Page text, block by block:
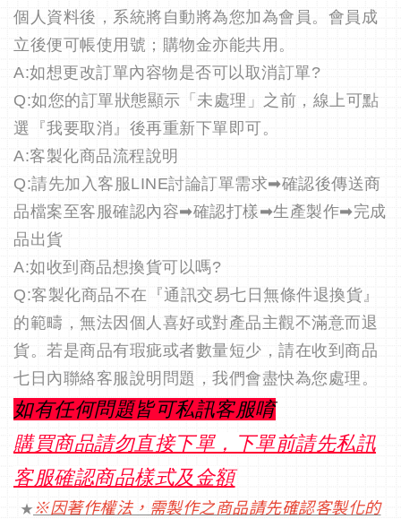
個人資料後，系統將自動將為您加為會員。 會員成
立後便可帳使用號；購物金亦能共用。
A:如想更改訂單內容物是否可以取消訂單?
Q:如您的訂單狀態顯示「未處理」之前，線上可點
選『我要取消』後再重新下單即可。
A:客製化商品流程說明
Q:請先加入客服LINE討論訂單需求➡確認後傳送商
品檔案至客服確認內容➡確認打樣➡生產製作➡完成
品出貨
A:如收到商品想換貨可以嗎?
Q:客製化商品不在『通訊交易七日無條件退換貨』
的範疇，無法因個人喜好或對產品主觀不滿意而退
貨。若是商品有瑕疵或者數量短少，請在收到商品
七日內聯絡客服說明問題，我們會盡快為您處理。
如有任何問題皆可私訊客服唷
購買商品請勿直接下單，下單前請先私訊
客服確認商品樣式及金額
★ ※因著作權法，需製作之商品請先確認客製化的